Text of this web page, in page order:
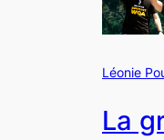
Léonie
La